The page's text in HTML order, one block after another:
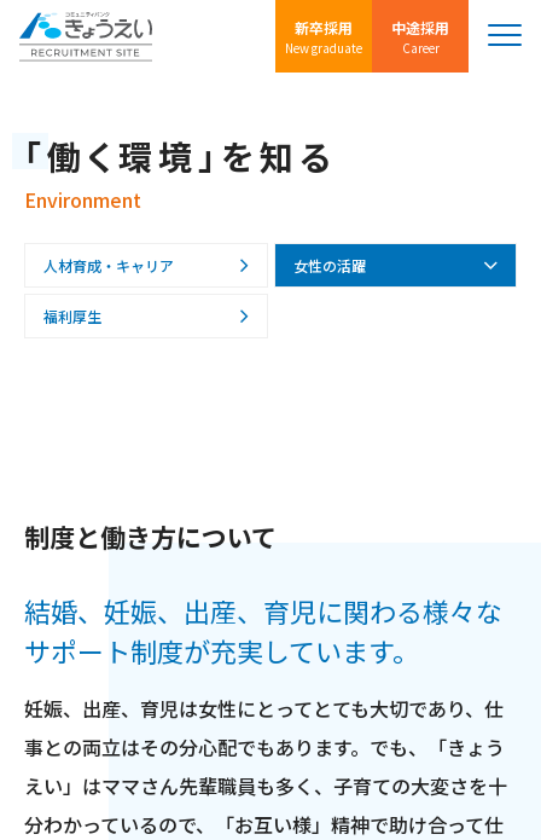
新卒採用
New graduate
中途採用
Career
「働く環境」を知る
Environment
人材育成・キャリア 女性の活躍
福利厚生
制度と働き方について
結婚、妊娠、出産、育児に関わる様々な
サポート制度が充実しています。
妊娠、出産、育児は女性にとってとても大切であり、仕
事との両立はその分心配でもあります。でも、「きょう
えい」はママさん先輩職員も多く、子育ての大変さを十
分わかっているので、「お互い様」精神で助け合って仕